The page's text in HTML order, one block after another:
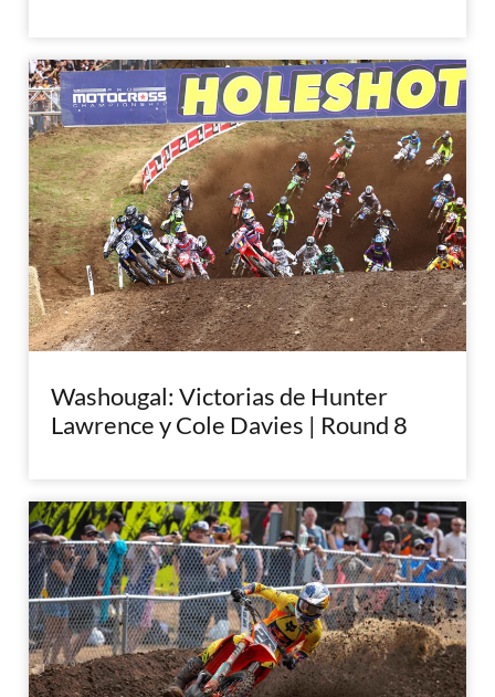
Washougal: Victorias de Hunter
Lawrence y Cole Davies | Round 8